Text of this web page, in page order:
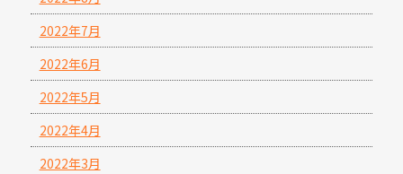
2022年7月
2022年6月
2022年5月
2022年4月
2022年3月